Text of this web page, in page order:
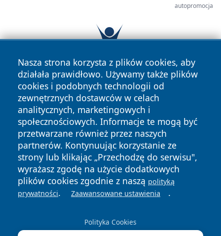
autopromocja
Nasza strona korzysta z plików cookies, aby
działała prawidłowo. Używamy także plików
cookies i podobnych technologii od
zewnętrznych dostawców w celach
analitycznych, marketingowych i
społecznościowych. Informacje te mogą być
przetwarzane również przez naszych
partnerów. Kontynuując korzystanie ze
strony lub klikając „Przechodzę do serwisu",
wyrażasz zgodę na użycie dodatkowych
plików cookies zgodnie z naszą polityką
prywatności. Zaawansowane ustawienia .
Polityka Cookies
Copyright © 2026 ostrolecki24.pl Wszystkie prawa
zastrzeżone.
News Autorzy
Polityka
Polityka